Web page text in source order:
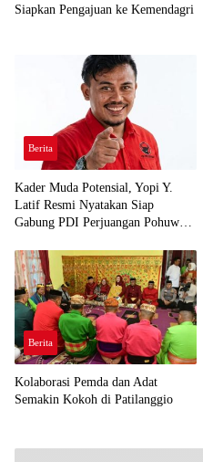
Siapkan Pengajuan ke Kemendagri
Berita
Kader Muda Potensial, Yopi Y.
Latif Resmi Nyatakan Siap
Gabung PDI Perjuangan Pohuwato
Berita
Kolaborasi Pemda dan Adat
Semakin Kokoh di Patilanggio